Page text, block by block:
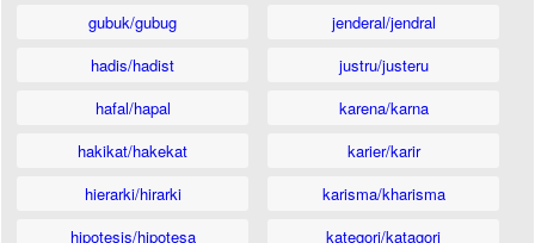
gubuk/gubug
hadis/hadist
hafal/hapal
hakikat/hakekat
hierarki/hirarki
hipotesis/hipotesa
jenderal/jendral
justru/justeru
karena/karna
karier/karir
karisma/kharisma
kategori/katagori